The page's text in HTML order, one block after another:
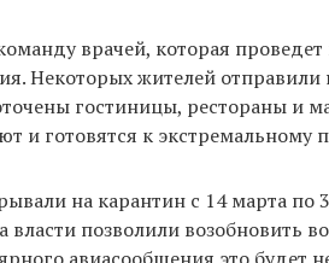
врачей, которая проведет
Некоторых жителей
гостиницы, рестораны и
и готовятся к экстремальному
на карантин с 14 марта по
власти позволили возобновить